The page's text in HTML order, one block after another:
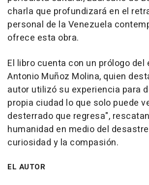
charla que profundizará en el
personal de la Venezuela
ofrece esta obra.
El libro cuenta con un prólogo del
Antonio Muñoz Molina, quien
autor utilizó su experiencia para
propia ciudad lo que solo puede
desterrado que regresa",
humanidad en medio del
curiosidad y la compasión.
EL AUTOR